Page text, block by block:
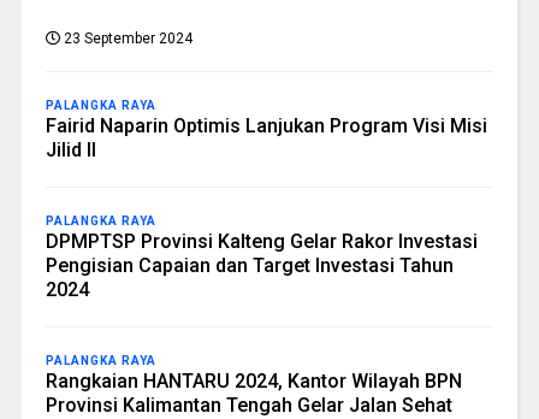
23 September 2024
PALANGKA RAYA
Fairid Naparin Optimis Lanjukan Program Visi Misi
Jilid II
PALANGKA RAYA
DPMPTSP Provinsi Kalteng Gelar Rakor Investasi
Pengisian Capaian dan Target Investasi Tahun
2024
PALANGKA RAYA
Rangkaian HANTARU 2024, Kantor Wilayah BPN
Provinsi Kalimantan Tengah Gelar Jalan Sehat